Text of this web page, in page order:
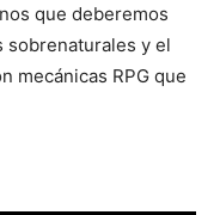
que deberemos
sobrenaturales y el
mecánicas RPG que